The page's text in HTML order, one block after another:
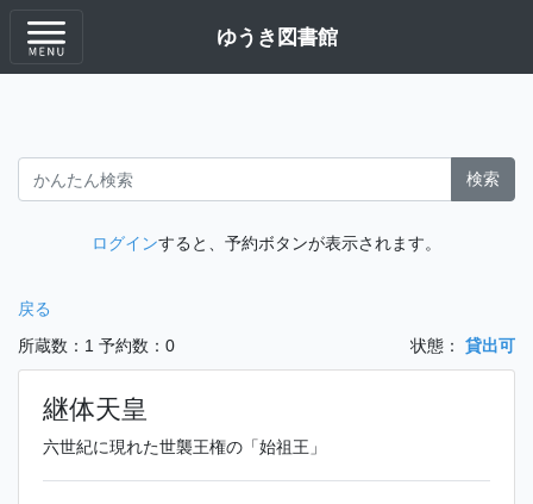
ゆうき図書館
検索
ログインすると、予約ボタンが表示されます。
戻る
所蔵数：1 予約数：0 状態： 貸出可
継体天皇
六世紀に現れた世襲王権の「始祖王」